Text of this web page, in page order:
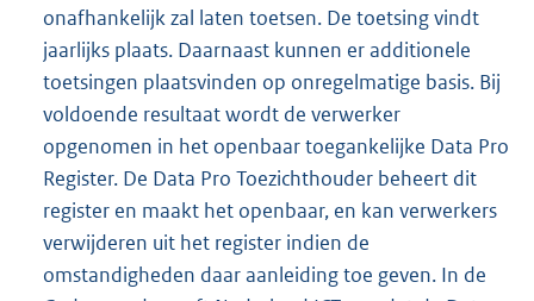
onafhankelijk zal laten toetsen. De toetsing vindt
jaarlijks plaats. Daarnaast kunnen er additionele
toetsingen plaatsvinden op onregelmatige basis. Bij
voldoende resultaat wordt de verwerker
opgenomen in het openbaar toegankelijke Data Pro
Register. De Data Pro Toezichthouder beheert dit
register en maakt het openbaar, en kan verwerkers
verwijderen uit het register indien de
omstandigheden daar aanleiding toe geven. In de